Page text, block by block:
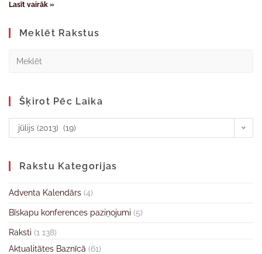
Lasīt vairāk »
Meklēt Rakstus
Šķirot Pēc Laika
jūlijs (2013) (19)
Rakstu Kategorijas
Adventa Kalendārs (4)
Bīskapu konferences paziņojumi (5)
Raksti (1 138)
Aktualitātes Baznīcā (61)